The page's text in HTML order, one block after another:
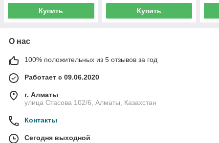
Купить Купить
О нас
100% положительных из 5 отзывов за год
Работает с 09.06.2020
г. Алматы
улица Стасова 102/6, Алматы, Казахстан
Контакты
Сегодня выходной